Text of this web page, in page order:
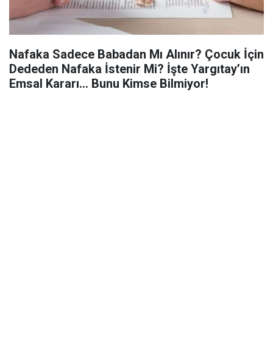
Nafaka Sadece Babadan Mı Alınır? Çocuk İçin
Dededen Nafaka İstenir Mi? İşte Yargıtay’ın
Emsal Kararı… Bunu Kimse Bilmiyor!